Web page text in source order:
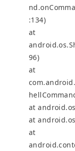
:134)
at
96)
at
at
at
at